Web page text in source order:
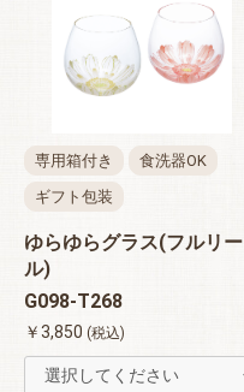
専用箱付き
食洗器OK
ギフト包装
ゆらゆらグラス(フルリー
ル)
G098-T268
￥3,850 (税込)